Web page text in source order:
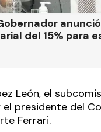
del 15% para
León, el
presidente del
Ferrari.